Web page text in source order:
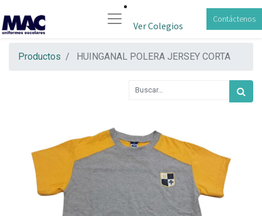
Ver Colegios
Contáctenos
Productos HUINGANAL POLERA JERSEY CORTA